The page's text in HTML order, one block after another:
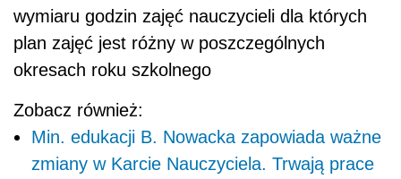
wymiaru godzin zajęć nauczycieli dla których
plan zajęć jest różny w poszczególnych
okresach roku szkolnego
Zobacz również:
Min. edukacji B. Nowacka zapowiada ważne
zmiany w Karcie Nauczyciela. Trwają prace